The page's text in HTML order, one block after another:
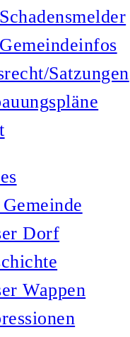
Schadensmelder
Gemeindeinfos
Satzungen
Dorf
Wappen